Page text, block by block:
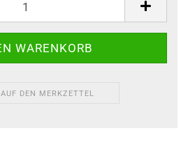
AUF DEN MERKZETTEL